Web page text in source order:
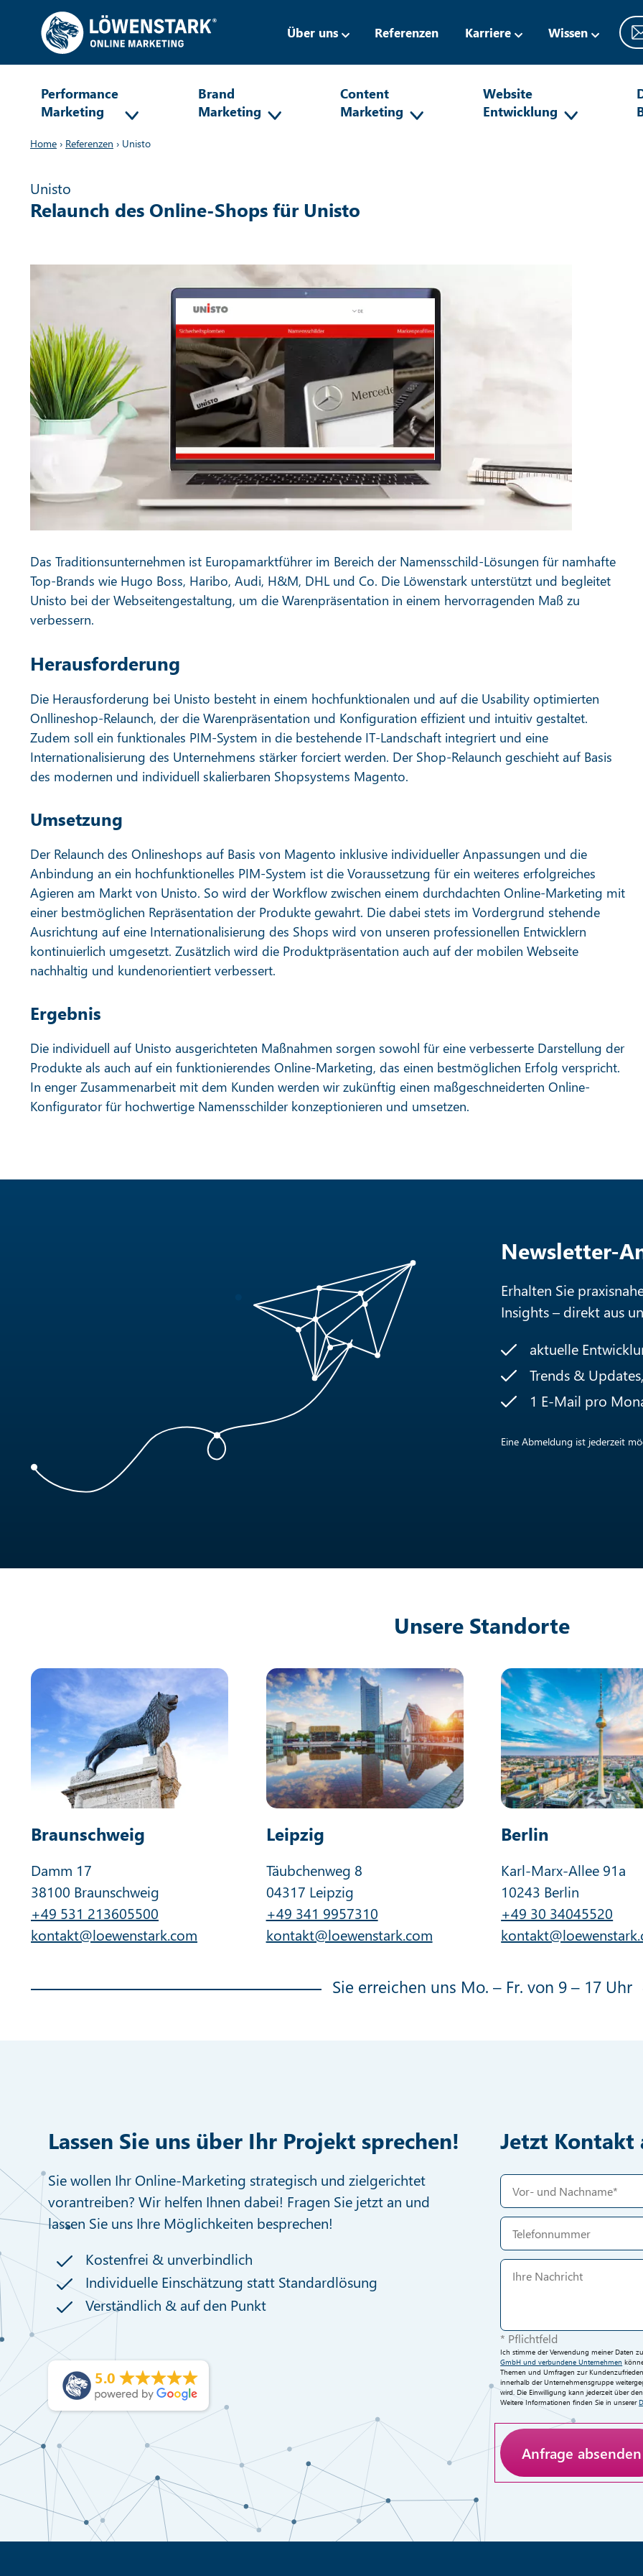
Über uns Referenzen Karriere Wissen
Performance
Marketing
Brand
Marketing
Content
Marketing
Website
Entwicklung
Home › Referenzen › Unisto
Unisto
Relaunch des Online-Shops für Unisto
Das Traditionsunternehmen ist Europamarktführer im Bereich der Namensschild-Lösungen für namhafte
Top-Brands wie Hugo Boss, Haribo, Audi, H&M, DHL und Co. Die Löwenstark unterstützt und begleitet
Unisto bei der Webseitengestaltung, um die Warenpräsentation in einem hervorragenden Maß zu
verbessern.
Herausforderung
Die Herausforderung bei Unisto besteht in einem hochfunktionalen und auf die Usability optimierten
Onllineshop-Relaunch, der die Warenpräsentation und Konfiguration effizient und intuitiv gestaltet.
Zudem soll ein funktionales PIM-System in die bestehende IT-Landschaft integriert und eine
Internationalisierung des Unternehmens stärker forciert werden. Der Shop-Relaunch geschieht auf Basis
des modernen und individuell skalierbaren Shopsystems Magento.
Umsetzung
Der Relaunch des Onlineshops auf Basis von Magento inklusive individueller Anpassungen und die
Anbindung an ein hochfunktionelles PIM-System ist die Voraussetzung für ein weiteres erfolgreiches
Agieren am Markt von Unisto. So wird der Workflow zwischen einem durchdachten Online-Marketing mit
einer bestmöglichen Repräsentation der Produkte gewahrt. Die dabei stets im Vordergrund stehende
Ausrichtung auf eine Internationalisierung des Shops wird von unseren professionellen Entwicklern
kontinuierlich umgesetzt. Zusätzlich wird die Produktpräsentation auch auf der mobilen Webseite
nachhaltig und kundenorientiert verbessert.
Ergebnis
Die individuell auf Unisto ausgerichteten Maßnahmen sorgen sowohl für eine verbesserte Darstellung der
Produkte als auch auf ein funktionierendes Online-Marketing, das einen bestmöglichen Erfolg verspricht.
In enger Zusammenarbeit mit dem Kunden werden wir zukünftig einen maßgeschneiderten Online-
Konfigurator für hochwertige Namensschilder konzeptionieren und umsetzen.
Newsletter-
Erhalten Sie
Insights – direkt aus
aktuelle
Trends &
1 E-Mail pro
Eine Abmeldung ist jederzeit
Unsere Standorte
Braunschweig
Damm 17
38100 Braunschweig
+49 531 213605500
kontakt@loewenstark.com
Leipzig
Täubchenweg 8
04317 Leipzig
+49 341 9957310
kontakt@loewenstark.com
Berlin
Karl-Marx-Allee 91a
10243 Berlin
+49 30 34045520
Sie erreichen uns Mo. – Fr. von 9 – 17 Uhr
Lassen Sie uns über Ihr Projekt sprechen!
Sie wollen Ihr Online-Marketing strategisch und zielgerichtet
vorantreiben? Wir helfen Ihnen dabei! Fragen Sie jetzt an und
lassen Sie uns Ihre Möglichkeiten besprechen!
Kostenfrei & unverbindlich
Individuelle Einschätzung statt Standardlösung
Verständlich & auf den Punkt
5.0
Jetzt Kontakt
* Pflichtfeld
Ich stimme der Verwendung meiner Daten
GmbH und verbundene Unternehmen
Themen und Umfragen zur
innerhalb der Unternehmensgruppe
wird. Die Einwilligung kann jederzeit über
Weitere Informationen finden Sie in unserer